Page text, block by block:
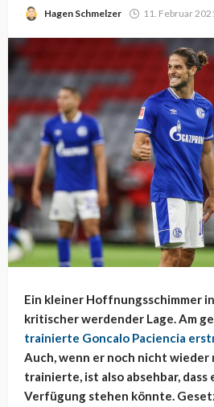
Hagen Schmelzer 11. Februar
Ein kleiner Hoffnungsschimmer
kritischer werdender Lage. Am
trainierte Goncalo Paciencia
Auch, wenn er noch nicht
trainierte, ist also absehbar, dass
Verfügung stehen könnte.